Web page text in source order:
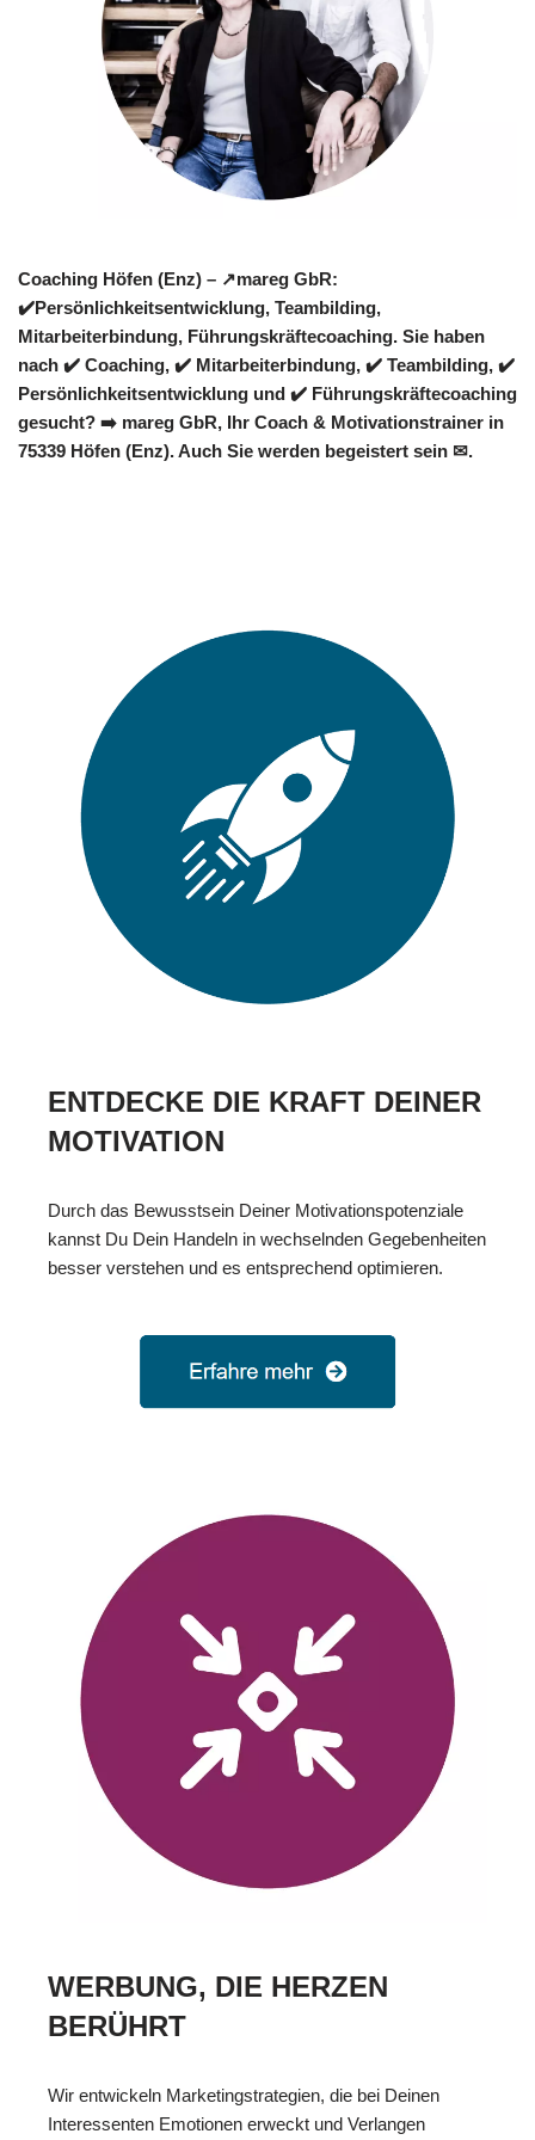
Coaching Höfen (Enz) – ↗️mareg GbR:
✔️Persönlichkeitsentwicklung, Teambilding,
Mitarbeiterbindung, Führungskräftecoaching. Sie haben
nach ✔️ Coaching, ✔️ Mitarbeiterbindung, ✔️ Teambilding, ✔️
Persönlichkeitsentwicklung und ✔️ Führungskräftecoaching
gesucht? ➡️ mareg GbR, Ihr Coach & Motivationstrainer in
75339 Höfen (Enz). Auch Sie werden begeistert sein ✉.
ENTDECKE DIE KRAFT DEINER
MOTIVATION
Durch das Bewusstsein Deiner Motivationspotenziale
kannst Du Dein Handeln in wechselnden Gegebenheiten
besser verstehen und es entsprechend optimieren.
WERBUNG, DIE HERZEN
BERÜHRT
Wir entwickeln Marketingstrategien, die bei Deinen
Interessenten Emotionen erweckt und Verlangen